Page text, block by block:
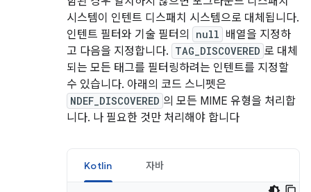
시스템이 인텐트 디스패치 시스템으로 대체됩니다.
인텐트 필터와 기술 필터의
null 배열을 지정하
고 다음을 지정합니다. TAG_DISCOVERED 로 대체
되는 모든 태그를 필터링하려는 인텐트를 지정할
수 있습니다. 아래의 코드 스니펫은
NDEF_DISCOVERED 의 모든 MIME 유형을 처리합
니다. 나 필요한 것만 처리해야 합니다
Kotlin 자바